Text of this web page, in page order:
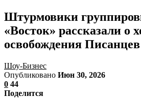
Штурмовики
«Восток» рассказали о
освобождения Писанцев
Шоу-Бизнес
Опубликовано Июн 30, 2026
0 44
Поделится